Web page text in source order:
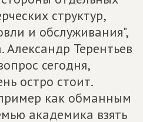
структур,
и обслуживания",
Александр Терентьев
сегодня,
остро стоит.
как обманным
академика взять